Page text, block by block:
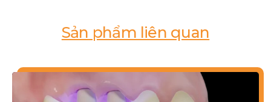
Sản phẩm liên quan